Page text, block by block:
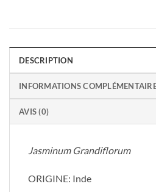
DESCRIPTION
INFORMATIONS
AVIS (0)
Jasminum Grandiflorum
ORIGINE: Inde